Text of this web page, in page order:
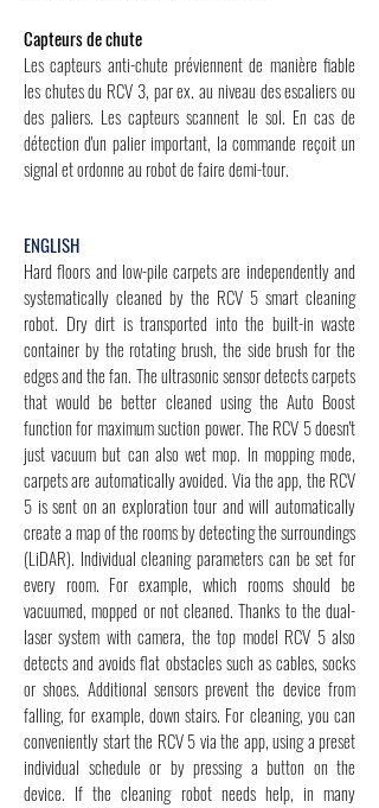
Capteurs de chute
Les capteurs anti-chute préviennent de manière fiable
les chutes du RCV 3, par ex. au niveau des escaliers ou
des paliers. Les capteurs scannent le sol. En cas de
détection d'un palier important, la commande reçoit un
signal et ordonne au robot de faire demi-tour.
ENGLISH
Hard floors and low-pile carpets are independently and
systematically cleaned by the RCV 5 smart cleaning
robot. Dry dirt is transported into the built-in waste
container by the rotating brush, the side brush for the
edges and the fan. The ultrasonic sensor detects carpets
that would be better cleaned using the Auto Boost
function for maximum suction power. The RCV 5 doesn't
just vacuum but can also wet mop. In mopping mode,
carpets are automatically avoided. Via the app, the RCV
5 is sent on an exploration tour and will automatically
create a map of the rooms by detecting the surroundings
(LiDAR). Individual cleaning parameters can be set for
every room. For example, which rooms should be
vacuumed, mopped or not cleaned. Thanks to the dual-
laser system with camera, the top model RCV 5 also
detects and avoids flat obstacles such as cables, socks
or shoes. Additional sensors prevent the device from
falling, for example, down stairs. For cleaning, you can
conveniently start the RCV 5 via the app, using a preset
individual schedule or by pressing a button on the
device. If the cleaning robot needs help, in many